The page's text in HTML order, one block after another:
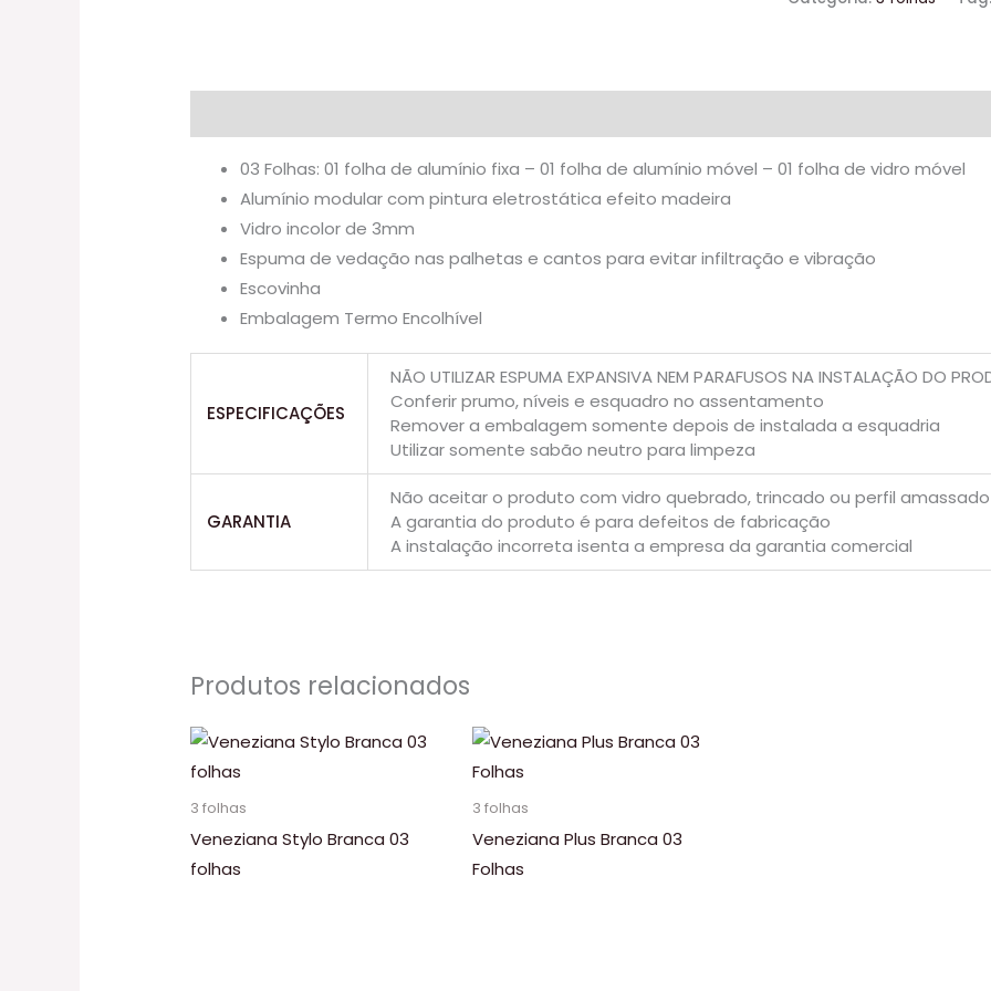
03 Folhas: 01 folha de alumínio fixa – 01 folha de alumínio móvel – 01 folha de vidro móvel
Alumínio modular com pintura eletrostática efeito madeira
Vidro incolor de 3mm
Espuma de vedação nas palhetas e cantos para evitar infiltração e vibração
Escovinha
Embalagem Termo Encolhível
ESPECIFICAÇÕES
NÃO UTILIZAR ESPUMA EXPANSIVA NEM PARAFUSOS NA INSTALAÇÃO DO
Conferir prumo, níveis e esquadro no assentamento
Remover a embalagem somente depois de instalada a esquadria
Utilizar somente sabão neutro para limpeza
GARANTIA
Não aceitar o produto com vidro quebrado, trincado ou perfil amassado
A garantia do produto é para defeitos de fabricação
A instalação incorreta isenta a empresa da garantia comercial
Produtos relacionados
3 folhas
Veneziana Stylo Branca 03
folhas
3 folhas
Veneziana Plus Branca 03
Folhas